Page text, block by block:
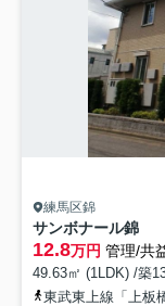
練馬区錦
サンボナール錦
12.8万円 管理/共
49.63㎡ (1LDK) /築
東武東上線「上板